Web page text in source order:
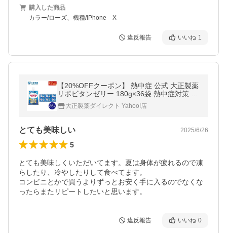
購入した商品
カラー/ローズ、機種/iPhone X
違反報告 いいね 1
【20%OFFクーポン】 熱中症 公式 大正製薬
リポビタンゼリー 180g×36袋 熱中症対策 1
袋180kcal エネルギー摂取 ローヤルゼリー
クエン酸 アルギニン 脂質ゼロ
大正製薬ダイレクト Yahoo!店
とても美味しい 2025/6/26
5
とても美味しくいただいてます。夏は身体が疲れるので凍
らしたり、冷やしたりして食べてます。
コンビニとかで買うよりずっとお安く手に入るのでなくな
ったらまたリピートしたいと思います。
違反報告 いいね 0